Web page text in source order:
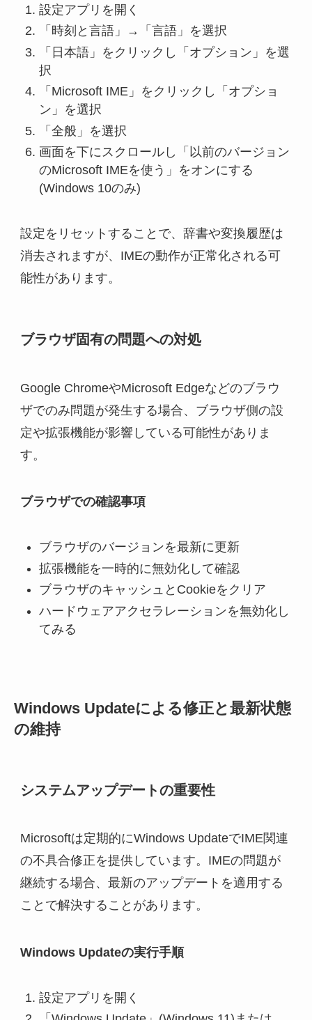
設定アプリを開く
「時刻と言語」→「言語」を選択
「日本語」をクリックし「オプション」を選
択
「Microsoft IME」をクリックし「オプショ
ン」を選択
「全般」を選択
画面を下にスクロールし「以前のバージョン
のMicrosoft IMEを使う」をオンにする
(Windows 10のみ)
設定をリセットすることで、辞書や変換履歴は
消去されますが、IMEの動作が正常化される可
能性があります。
ブラウザ固有の問題への対処
Google ChromeやMicrosoft Edgeなどのブラウ
ザでのみ問題が発生する場合、ブラウザ側の設
定や拡張機能が影響している可能性がありま
す。
ブラウザでの確認事項
ブラウザのバージョンを最新に更新
拡張機能を一時的に無効化して確認
ブラウザのキャッシュとCookieをクリア
ハードウェアアクセラレーションを無効化し
てみる
Windows Updateによる修正と最新状態
の維持
システムアップデートの重要性
Microsoftは定期的にWindows UpdateでIME関連
の不具合修正を提供しています。IMEの問題が
継続する場合、最新のアップデートを適用する
ことで解決することがあります。
Windows Updateの実行手順
設定アプリを開く